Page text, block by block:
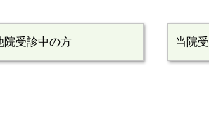
院受診中の方 当院